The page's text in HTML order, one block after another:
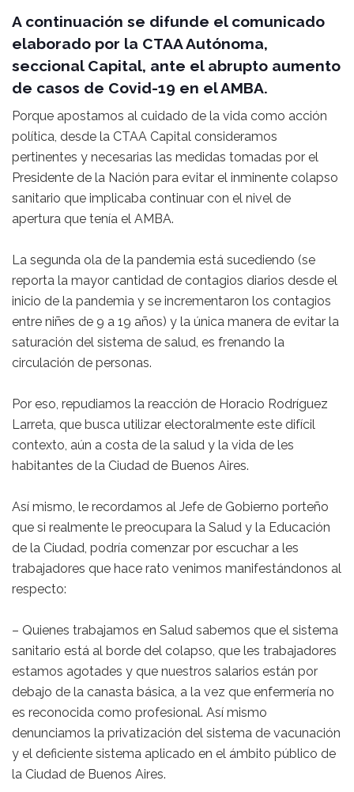
A continuación se difunde el comunicado
elaborado por la CTAA Autónoma,
seccional Capital, ante el abrupto aumento
de casos de Covid-19 en el AMBA.
Porque apostamos al cuidado de la vida como acción
política, desde la CTAA Capital consideramos
pertinentes y necesarias las medidas tomadas por el
Presidente de la Nación para evitar el inminente colapso
sanitario que implicaba continuar con el nivel de
apertura que tenía el AMBA.
La segunda ola de la pandemia está sucediendo (se
reporta la mayor cantidad de contagios diarios desde el
inicio de la pandemia y se incrementaron los contagios
entre niñes de 9 a 19 años) y la única manera de evitar la
saturación del sistema de salud, es frenando la
circulación de personas.
Por eso, repudiamos la reacción de Horacio Rodríguez
Larreta, que busca utilizar electoralmente este difícil
contexto, aún a costa de la salud y la vida de les
habitantes de la Ciudad de Buenos Aires.
Así mismo, le recordamos al Jefe de Gobierno porteño
que si realmente le preocupara la Salud y la Educación
de la Ciudad, podría comenzar por escuchar a les
trabajadores que hace rato venimos manifestándonos al
respecto:
– Quienes trabajamos en Salud sabemos que el sistema
sanitario está al borde del colapso, que les trabajadores
estamos agotades y que nuestros salarios están por
debajo de la canasta básica, a la vez que enfermería no
es reconocida como profesional. Así mismo
denunciamos la privatización del sistema de vacunación
y el deficiente sistema aplicado en el ámbito público de
la Ciudad de Buenos Aires.